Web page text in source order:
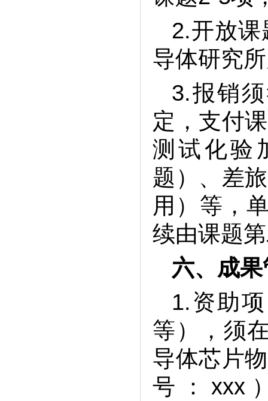
2.开放
导体研究
3.报销
定，支付
测试化验
题）、差
用）等，
续由课题
六、 成
1.资助
等），须
导体芯片
号：xxx